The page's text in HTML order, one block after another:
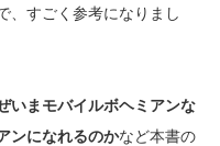
、すごく参考になりまし
いまモバイルボヘミアンな
ンになれるのかなど本書の